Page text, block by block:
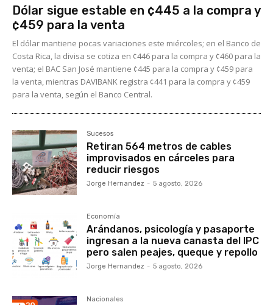
Dólar sigue estable en ¢445 a la compra y
¢459 para la venta
El dólar mantiene pocas variaciones este miércoles; en el Banco de
Costa Rica, la divisa se cotiza en ¢446 para la compra y ¢460 para la
venta; el BAC San José mantiene ¢445 para la compra y ¢459 para
la venta, mientras DAVIBANK registra ¢441 para la compra y ¢459
para la venta, según el Banco Central.
Sucesos
Retiran 564 metros de cables
improvisados en cárceles para
reducir riesgos
Jorge Hernandez - 5 agosto, 2026
Economía
Arándanos, psicología y pasaporte
ingresan a la nueva canasta del IPC
pero salen peajes, queque y repollo
Jorge Hernandez - 5 agosto, 2026
Nacionales